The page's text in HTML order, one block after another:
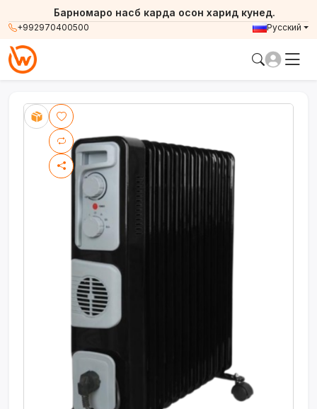
+992970400500
Барномаро насб карда осон харид кунед.
Русский